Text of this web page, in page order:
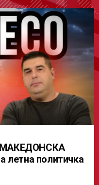
летна политичка